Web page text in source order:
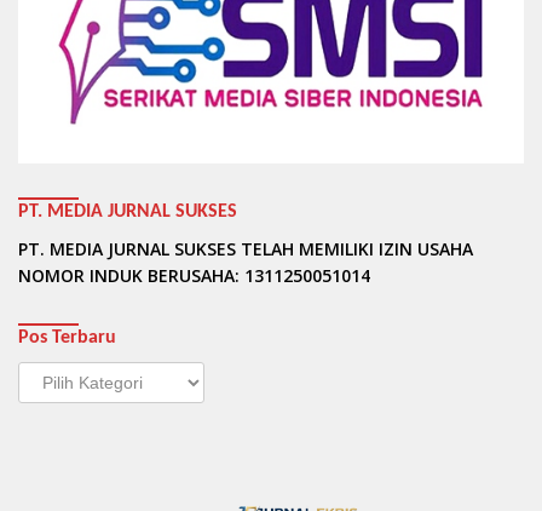
PT. MEDIA JURNAL SUKSES
PT. MEDIA JURNAL SUKSES TELAH MEMILIKI IZIN USAHA
NOMOR INDUK BERUSAHA: 1311250051014
Pos Terbaru
Pos
Terbaru